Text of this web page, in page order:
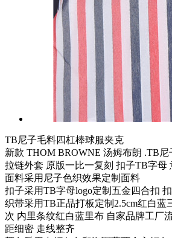
TB尼子毛料四杠棒球服夹克
新款 THOM BROWNE 汤姆布朗 .TB
拉链外套 原版一比一复刻 扣子TB字母
面料采用尼子色织效果定制面料
扣子采用TB字母logo定制五金四合扣
织带采用TB正品打板定制2.5cm红白蓝
次 内里条纹红白蓝里布 自家品牌工厂
距细密 走线整齐